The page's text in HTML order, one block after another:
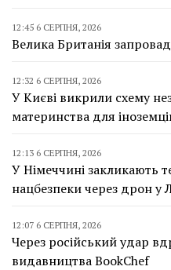
12:45 6 СЕРПНЯ, 2026
Велика Британія
12:32 6 СЕРПНЯ, 2026
У Києві викрили схему
материнства для
12:13 6 СЕРПНЯ, 2026
У Німеччині закликають
нацбезпеки через дрон у
12:07 6 СЕРПНЯ, 2026
Через російський удар
видавництва BookChef